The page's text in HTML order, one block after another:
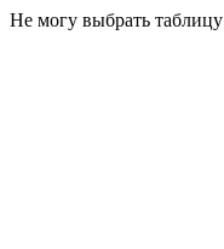
Не могу выбрать таблицу